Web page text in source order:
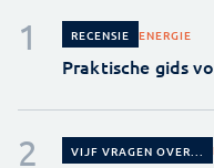
RECENSIE ENERGIE
Praktische gids
VIJF VRAGEN OVER...